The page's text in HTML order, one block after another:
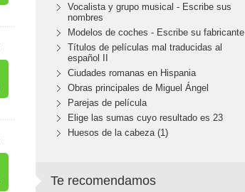
Vocalista y grupo musical - Escribe sus
nombres
Modelos de coches - Escribe su fabricante
Títulos de películas mal traducidas al
español II
Ciudades romanas en Hispania
Obras principales de Miguel Ángel
Parejas de película
Elige las sumas cuyo resultado es 23
Huesos de la cabeza (1)
Te recomendamos